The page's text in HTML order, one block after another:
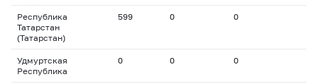
Республика
Татарстан
(Татарстан)
599 0 0
Удмуртская
Республика
0 0 0